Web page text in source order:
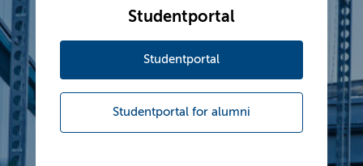
Studentportal
Studentportal
Studentportal for alumni